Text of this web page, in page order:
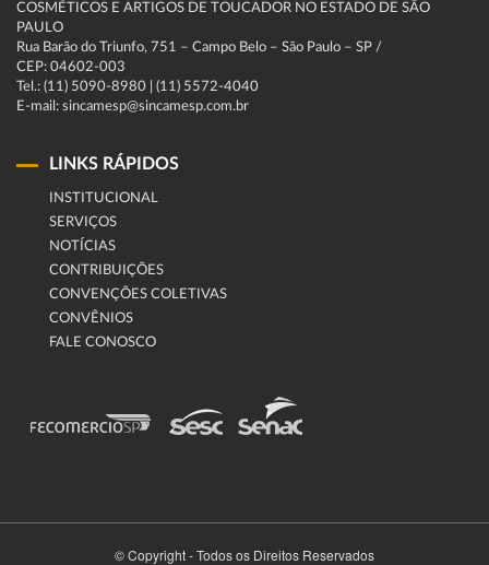
COSMÉTICOS E ARTIGOS DE TOUCADOR NO ESTADO DE SÃO
PAULO
Rua Barão do Triunfo, 751 – Campo Belo – São Paulo – SP /
CEP: 04602-003
Tel.: (11) 5090-8980 | (11) 5572-4040
E-mail: sincamesp@sincamesp.com.br
LINKS RÁPIDOS
INSTITUCIONAL
SERVIÇOS
NOTÍCIAS
CONTRIBUIÇÕES
CONVENÇÕES COLETIVAS
CONVÊNIOS
FALE CONOSCO
© Copyright - Todos os Direitos Reservados